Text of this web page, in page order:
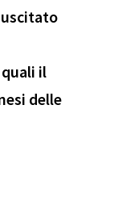
il
delle